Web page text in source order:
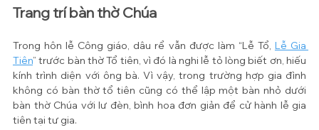
Trang trí bàn thờ Chúa
Trong hôn lễ Công giáo, dâu rể vẫn được làm “Lễ Tổ, Lễ Gia
Tiên” trước bàn thờ Tổ tiên, vì đó là nghi lễ tỏ lòng biết ơn, hiếu
kính trình diện với ông bà. Vì vậy, trong trường hợp gia đình
không có bàn thờ tổ tiên cũng có thể lập một bàn nhỏ dưới
bàn thờ Chúa với lư đèn, bình hoa đơn giản để cử hành lễ gia
tiên tại tư gia.